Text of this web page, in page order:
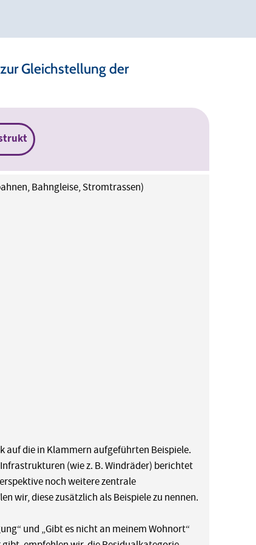
Gleichstellung der
Bahngleise, Stromtrassen)
auf die in Klammern aufgeführten Beispiele.
(wie z. B. Windräder) berichtet
noch weitere zentrale
wir, diese zusätzlich als Beispiele zu nennen.
und „Gibt es nicht an meinem Wohnort“